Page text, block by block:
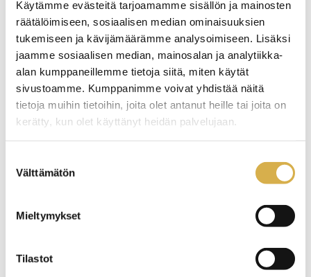
Käytämme evästeitä tarjoamamme sisällön ja mainosten
räätälöimiseen, sosiaalisen median ominaisuuksien
tukemiseen ja kävijämäärämme analysoimiseen. Lisäksi
jaamme sosiaalisen median, mainosalan ja analytiikka-
alan kumppaneillemme tietoja siitä, miten käytät
sivustoamme. Kumppanimme voivat yhdistää näitä
tietoja muihin tietoihin, joita olet antanut heille tai joita on
kerätty, kun olet käyttänyt heidän palvelujaan.
valinta
Välttämätön
Mieltymykset
Tilastot
Ole yhteydessä! Autamme mielellämme.
Marko Hallikainen
Opettaja
040 183 2147
marko.hallikainen@careeria.fi